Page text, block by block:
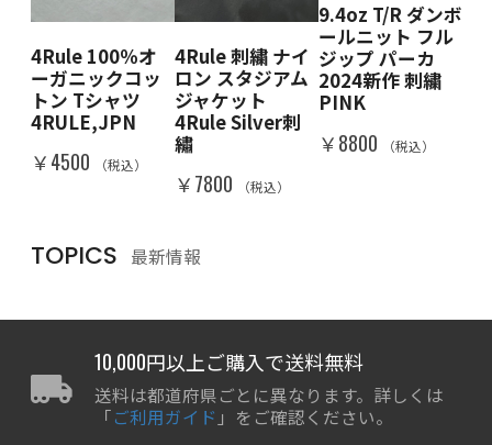
4Rule 100％オ
ーガニックコッ
トン Tシャツ
4RULE,JPN
￥4500 （税込）
4Rule 刺繍 ナイ
ロン スタジアム
ジャケット
4Rule Silver刺
繡
￥7800 （税込）
9.4oz T/R ダンボ
ールニット フル
ジップ パーカ
2024新作 刺繍
PINK
￥8800 （税込）
TOPICS 最新情報
10,000円以上ご購入で送料無料
送料は都道府県ごとに異なります。詳しくは
「ご利用ガイド 」をご確認ください。